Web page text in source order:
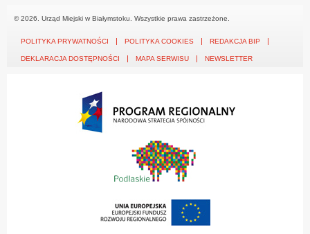
© 2026. Urząd Miejski w Białymstoku. Wszystkie prawa zastrzeżone.
POLITYKA PRYWATNOŚCI POLITYKA COOKIES REDAKCJA BIP
DEKLARACJA DOSTĘPNOŚCI MAPA SERWISU NEWSLETTER